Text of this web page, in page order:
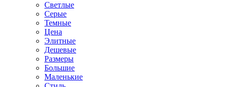
Светлые
Серые
Темные
Цена
Элитные
Дешевые
Размеры
Большие
Маленькие